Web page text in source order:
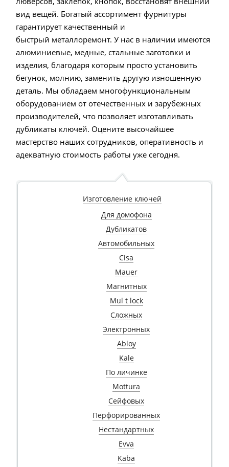
вид вещей. Богатый ассортимент фурнитуры
гарантирует качественный и
быстрый металлоремонт. У нас в наличии имеются
алюминиевые, медные, стальные заготовки и
изделия, благодаря которым просто установить
бегунок, молнию, заменить другую изношенную
деталь. Мы обладаем многофункциональным
оборудованием от отечественных и зарубежных
производителей, что позволяет изготавливать
дубликаты ключей. Оцените высочайшее
мастерство наших сотрудников, оперативность и
адекватную стоимость работы уже сегодня.
Изготовление ключей
Для домофона
Дубликатов
Автомобильных
Cisa
Mauer
Магнитных
Mul t lock
Сложных
Электронных
Abloy
Kale
По личинке
Mottura
Сейфовых
Перфорированных
Нестандартных
Evva
Kaba